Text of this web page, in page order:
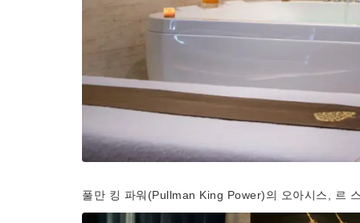
풀만 킹 파워(Pullman King Power)의 오아시스, 르